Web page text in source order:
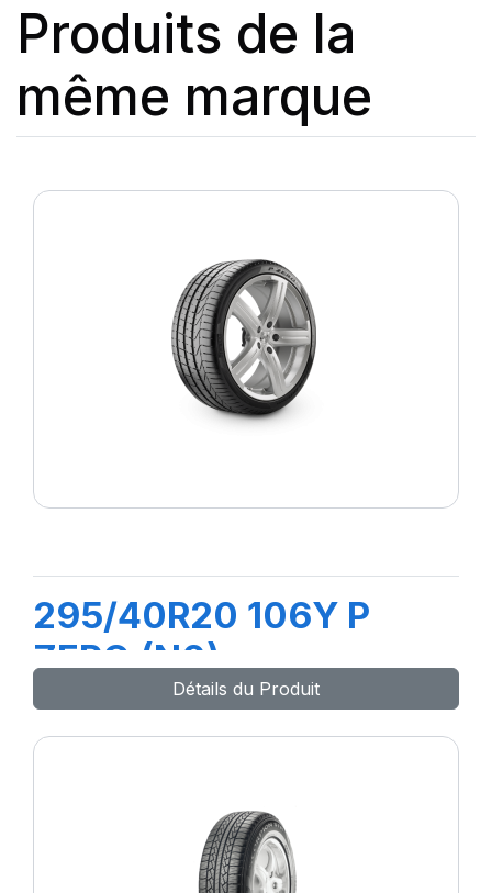
Produits de la
même marque
295/40R20 106Y P
ZERO (N0)
Détails du Produit